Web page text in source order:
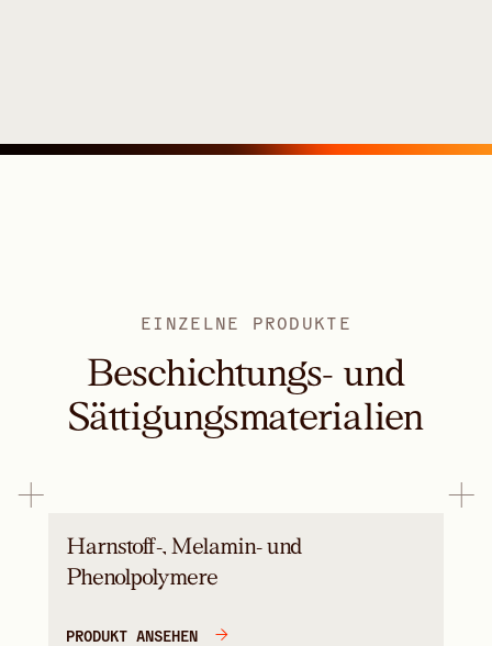
EINZELNE PRODUKTE
Beschichtungs- und
Sättigungsmaterialien
Harnstoff-, Melamin- und
Phenolpolymere
PRODUKT ANSEHEN